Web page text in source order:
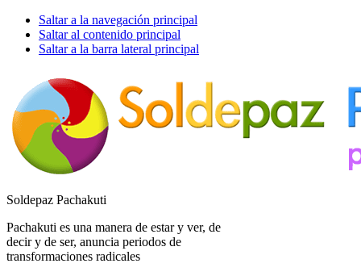
Saltar a la navegación principal
Saltar al contenido principal
Saltar a la barra lateral principal
Soldepaz Pachakuti
Pachakuti es una manera de estar y ver, de
decir y de ser, anuncia periodos de
transformaciones radicales